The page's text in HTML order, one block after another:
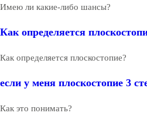
Имею ли какие-либо шансы?
Как определяется
Как определяется плоскостопие?
если у меня плоскостопие 3
Как это понимать?